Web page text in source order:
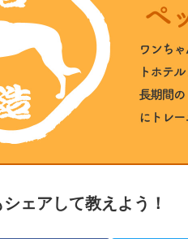
ェアして教えよう！